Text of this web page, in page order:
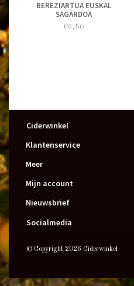
BEREZIARTUA EUSKAL
SAGARDOA
€6,50
Ciderwinkel
Klantenservice
Meer
Mijn account
Nieuwsbrief
Socialmedia
© Copyright 2026 Ciderwinkel